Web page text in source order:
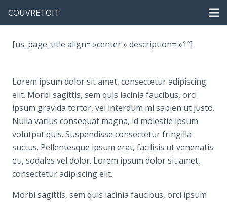
COUVRETOIT
[us_page_title align= »center » description= »1″]
Lorem ipsum dolor sit amet, consectetur adipiscing
elit. Morbi sagittis, sem quis lacinia faucibus, orci
ipsum gravida tortor, vel interdum mi sapien ut justo.
Nulla varius consequat magna, id molestie ipsum
volutpat quis. Suspendisse consectetur fringilla
suctus. Pellentesque ipsum erat, facilisis ut venenatis
eu, sodales vel dolor. Lorem ipsum dolor sit amet,
consectetur adipiscing elit.
Morbi sagittis, sem quis lacinia faucibus, orci ipsum